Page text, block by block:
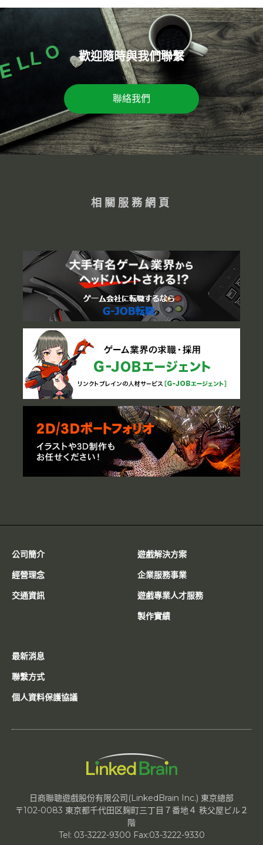
歡迎隨時與我們聯繫
聯絡我們
相關服務網頁
公司簡介
經營理念
交通資訊
遊戲解決方案
企業服務事業
遊戲專業人才服務
製作實績
最新消息
聯繫方式
個人資料保護協議
日商聯聰遊戲股份有限公司(LinkedBrain Inc.) 東京總部
〒102-0083 東京都千代田区麹町三丁目７番地４ 秩父屋ビル２
階
Tel: 03-3222-9300 Fax:03-3222-9330